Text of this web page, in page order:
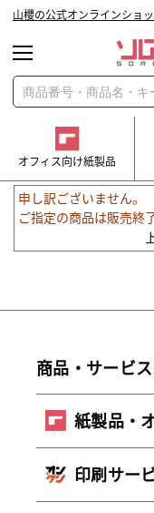
山櫻の公式オンラインショ
オフィス向け紙製品
申し訳ございません。
ご指定の商品は販売終
商品・サービ
紙製品・
印刷サー